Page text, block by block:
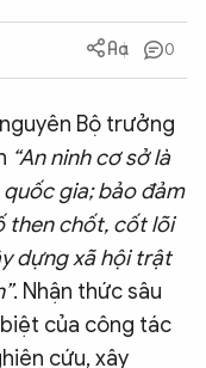
0
Bộ trưởng
“An ninh cơ sở là
gia; bảo đảm
then chốt, cốt lõi
dựng xã hội trật
. Nhận thức sâu
của công tác
cứu, xây